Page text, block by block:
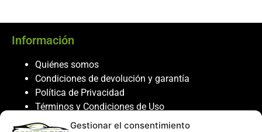
Gestionar el consentimiento
Información
Quiénes somos
Condiciones de devolución y garantía
Política de Privacidad
Términos y Condiciones de Uso
Política de Cookies